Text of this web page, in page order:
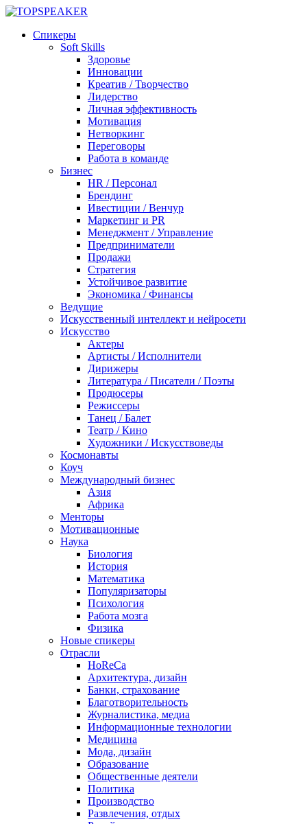
Спикеры
Soft Skills
Здоровье
Инновации
Креатив / Творчество
Лидерство
Личная эффективность
Мотивация
Нетворкинг
Переговоры
Работа в команде
Бизнес
HR / Персонал
Брендинг
Ивестиции / Венчур
Маркетинг и PR
Менеджмент / Управление
Предприниматели
Продажи
Стратегия
Устойчивое развитие
Экономика / Финансы
Ведущие
Искусственный интеллект и нейросети
Искусство
Актеры
Артисты / Исполнители
Дирижеры
Литература / Писатели / Поэты
Продюсеры
Режиссеры
Танец / Балет
Театр / Кино
Художники / Искусствоведы
Космонавты
Коуч
Международный бизнес
Азия
Африка
Менторы
Мотивационные
Наука
Биология
История
Математика
Популяризаторы
Психология
Работа мозга
Физика
Новые спикеры
Отрасли
HoReCa
Архитектура, дизайн
Банки, страхование
Благотворительность
Журналистика, медиа
Информационные технологии
Медицина
Мода, дизайн
Образование
Общественные деятели
Политика
Производство
Развлечения, отдых